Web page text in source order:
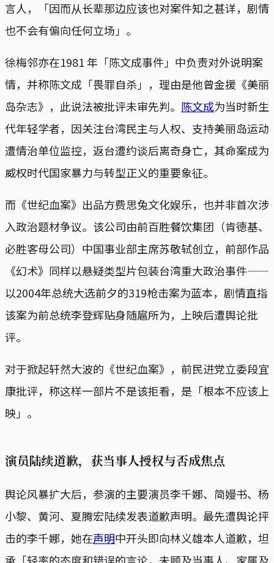
言人，「因而从长辈那边应该也对案件知之甚详，剧情
也不会有偏向任何立场」。
徐梅邻亦在1981 年「陈文成事件」中负责对外说明案
情，并称陈文成「畏罪自杀」，理由是他曾金援《美丽
岛杂志》，此说法被批评未审先判。 陈文成为当时新生
代年轻学者，因关注台湾民主与人权、支持美丽岛运动
遭情治单位监控，返台遭约谈后离奇身亡，其命案成为
威权时代国家暴力与转型正义的重要象征。
而《世纪血案》出品方费思兔文化娱乐，也并非首次涉
入政治题材争议。该公司由前百胜餐饮集团（肯德基、
必胜客母公司）中国事业部主席苏敬轼创立，前部作品
《幻术》同样以悬疑类型片包装台湾重大政治事件——
以2004年总统大选前夕的319枪击案为蓝本，剧情直指
该案为前总统李登辉贴身随扈所为，上映后遭舆论批
评。
对于掀起轩然大波的《世纪血案》，前民进党立委段宜
康批评，称这样一部片不是该拒看，是「根本不应该上
映」。
演员陆续道歉，获当事人授权与否成焦点
舆论风暴扩大后，参演的主要演员李千娜、简嫚书、杨
小黎、黄河、夏腾宏陆续发表道歉声明。最先遭舆论抨
击的李千娜，她在声明中开头即向林义雄本人道歉，坦
承「轻率的态度和错误的言论，未顾及当事人、家属及